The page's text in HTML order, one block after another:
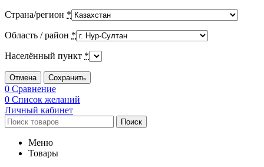
Страна/регион *
Область / район *
Населённый пункт *
Отмена Сохранить
0 Сравнение
0 Список желаний
Личный кабинет
Поиск
Меню
Товары